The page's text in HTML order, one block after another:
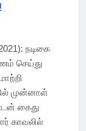
நடிகை
செய்து
முன்னாள்
கைது
காவலில்